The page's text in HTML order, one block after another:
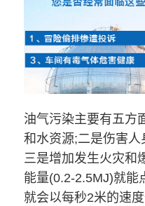
油气污染主要有五方
和水资源;二是伤害人
三是增加发生火灾和
能量(0.2-2.5MJ)就能
就会以每秒2米的速